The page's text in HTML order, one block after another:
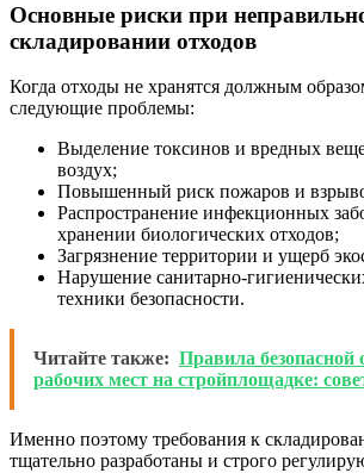
Основные риски при
складировании отходов
Когда отходы не хранятся должным
следующие проблемы:
Выделение токсинов и вредных
воздух;
Повышенный риск пожаров и
Распространение инфекционных
хранении биологических отходов;
Загрязнение территории и ущерб
Нарушение санитарно-
техники безопасности.
Читайте также: Правила безопасной
рабочих мест на стройплощадке:
Именно поэтому требования к
тщательно разработаны и строго